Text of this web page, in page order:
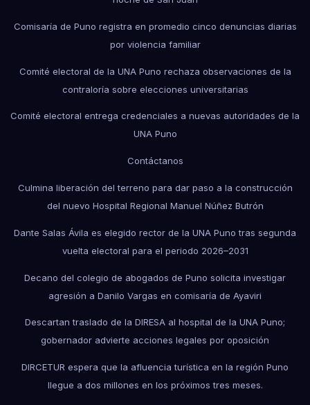
Comisaría de Puno registra en promedio cinco denuncias diarias
por violencia familiar
Comité electoral de la UNA Puno rechaza observaciones de la
contraloría sobre elecciones universitarias
Comité electoral entrega credenciales a nuevas autoridades de la
UNA Puno
Contáctanos
Culmina liberación del terreno para dar paso a la construcción
del nuevo Hospital Regional Manuel Núñez Butrón
Dante Salas Ávila es elegido rector de la UNA Puno tras segunda
vuelta electoral para el periodo 2026–2031
Decano del colegio de abogados de Puno solicita investigar
agresión a Danilo Vargas en comisaría de Ayaviri
Descartan traslado de la DIRESA al hospital de la UNA Puno;
gobernador advierte acciones legales por oposición
DIRCETUR espera que la afluencia turística en la región Puno
llegue a dos millones en los próximos tres meses.